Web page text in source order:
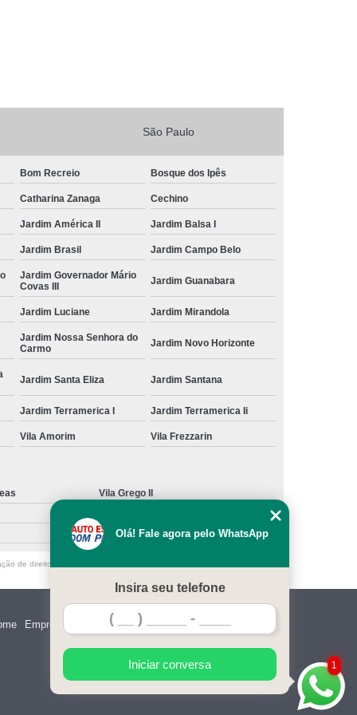
São Paulo
Bom Recreio Bosque dos Ipês
Catharina Zanaga Cechino
Jardim América II Jardim Balsa I
Jardim Brasil Jardim Campo Belo
Jardim Governador Mário
Covas III
Jardim Guanabara
Jardim Luciane Jardim Mirandola
Jardim Nossa Senhora do
Carmo
Jardim Novo Horizonte
Jardim Santa Eliza Jardim Santana
Jardim Terramerica I Jardim Terramerica Ii
Vila Amorim Vila Frezzarin
Vila Grego II
de direito autoral – artigo 184 do Código Penal –
Empresa Serviços Contato Mapa do site
1
Olá! Fale agora pelo WhatsApp
Insira seu telefone
Iniciar conversa